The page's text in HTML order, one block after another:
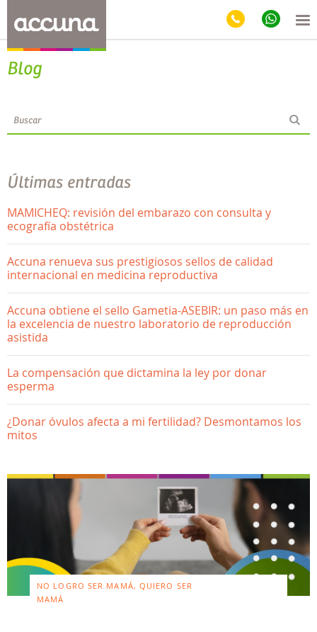
Blog
Últimas entradas
MAMICHEQ: revisión del embarazo con consulta y
ecografía obstétrica
Accuna renueva sus prestigiosos sellos de calidad
internacional en medicina reproductiva
Accuna obtiene el sello Gametia-ASEBIR: un paso más en
la excelencia de nuestro laboratorio de reproducción
asistida
La compensación que dictamina la ley por donar
esperma
¿Donar óvulos afecta a mi fertilidad? Desmontamos los
mitos
NO LOGRO SER MAMÁ, QUIERO SER
MAMÁ